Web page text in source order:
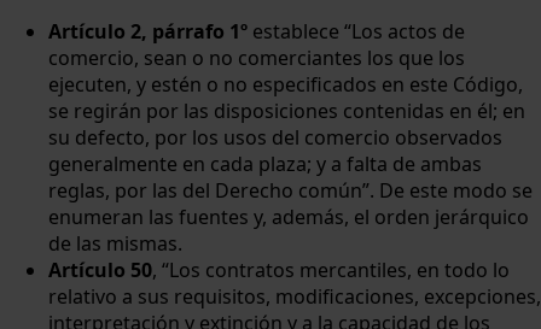
Artículo 2, párrafo 1º establece “Los actos de
comercio, sean o no comerciantes los que los
ejecuten, y estén o no especificados en este Código,
se regirán por las disposiciones contenidas en él; en
su defecto, por los usos del comercio observados
generalmente en cada plaza; y a falta de ambas
reglas, por las del Derecho común”. De este modo se
enumeran las fuentes y, además, el orden jerárquico
de las mismas.
Artículo 50, “Los contratos mercantiles, en todo lo
relativo a sus requisitos, modificaciones, excepciones,
interpretación y extinción y a la capacidad de los